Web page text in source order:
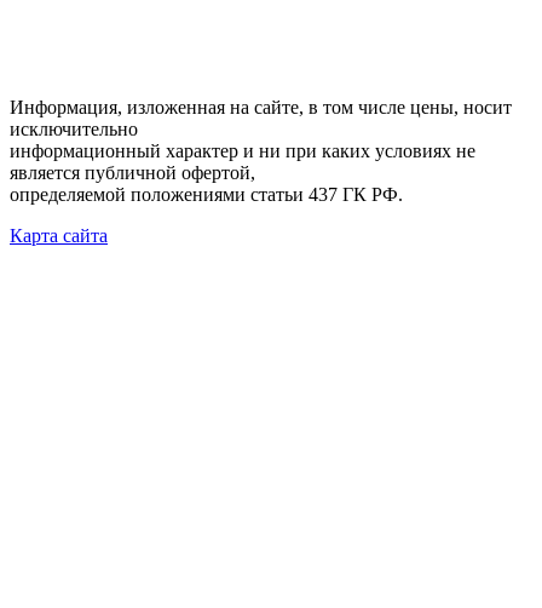
Информация, изложенная на сайте, в том числе цены, носит
исключительно
информационный характер и ни при каких условиях не
является публичной офертой,
определяемой положениями статьи 437 ГК РФ.
Карта сайта